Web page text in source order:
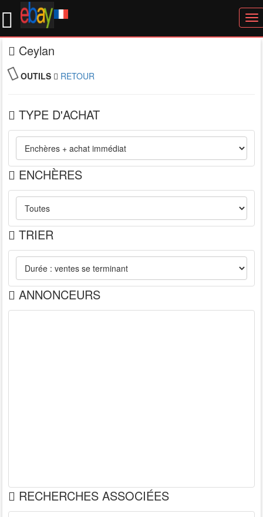
Ceylan
OUTILS RETOUR
TYPE D'ACHAT
ENCHÈRES
TRIER
ANNONCEURS
RECHERCHES ASSOCIÉES